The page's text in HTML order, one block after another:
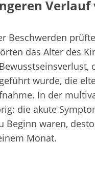
Verlauf
Beschwerden
das Alter des
wurde, die
In der
die akute
Beginn waren,
Monat.